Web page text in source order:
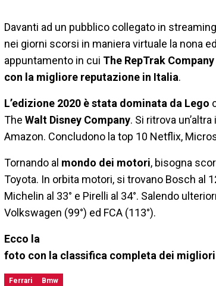
Davanti ad un pubblico collegato in
nei giorni scorsi in maniera virtuale la nona
appuntamento in cui The RepTrak Company
con la migliore reputazione in Italia.
L’edizione 2020 è stata dominata da Lego
The Walt Disney Company. Si ritrova
Amazon. Concludono la top 10 Netflix,
Tornando al mondo dei motori, bisogna
Toyota. In orbita motori, si trovano Bosch al
Michelin al 33° e Pirelli al 34°. Salendo
Volkswagen (99°) ed FCA (113°).
Ecco la
foto con la classifica completa dei migliori
Ferrari Bmw